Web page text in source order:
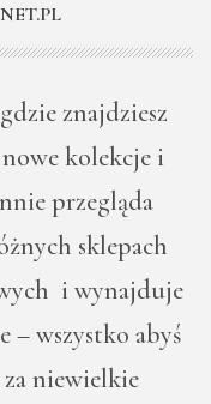
znajdziesz
kolekcje i
przegląda
sklepach
i wynajduje
– wszystko abyś
niewielkie